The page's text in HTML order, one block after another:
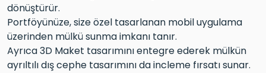
dönüştürür.
Portföyünüze, size özel tasarlanan mobil uygulama
üzerinden mülkü sunma imkanı tanır.
Ayrıca 3D Maket tasarımını entegre ederek mülkün
ayrıltılı dış cephe tasarımını da incleme fırsatı sunar.